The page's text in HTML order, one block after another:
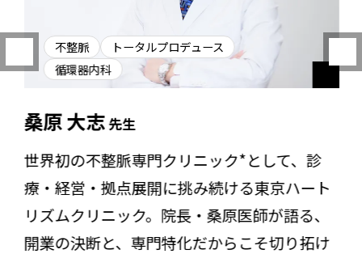
不整脈
トータルプロデュース
循環器内科
桑原 大志先生
世界初の不整脈専門クリニック*として、診
療・経営・拠点展開に挑み続ける東京ハート
リズムクリニック。院長・桑原医師が語る、
開業の決断と、専門特化だからこそ切り拓け